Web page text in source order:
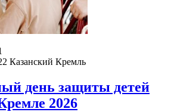
Казанский Кремль
день защиты детей
2026